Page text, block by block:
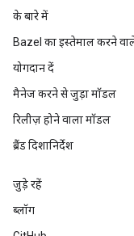
के बारे में
Bazel का इस्तेमाल करने
योगदान दें
मैनेज करने से जुड़ा मॉडल
रिलीज़ होने वाला मॉडल
ब्रैंड दिशानिर्देश
जुड़े रहें
ब्लॉग